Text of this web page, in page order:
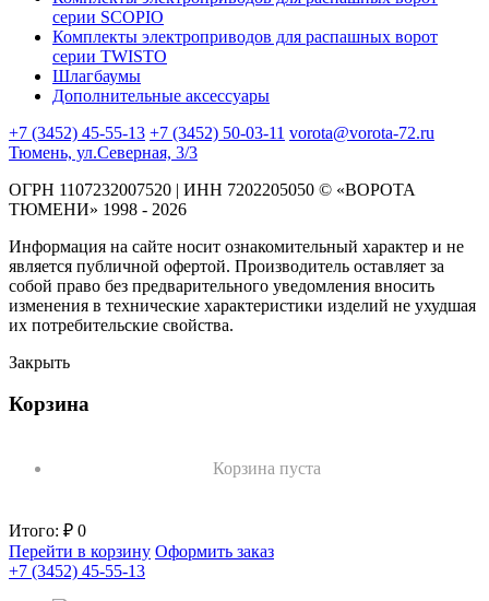
серии SCOPIO
Комплекты электроприводов для распашных ворот
серии TWISTO
Шлагбаумы
Дополнительные аксессуары
+7 (3452) 45-55-13 +7 (3452) 50-03-11 vorota@vorota-72.ru
Тюмень, ул.Северная, 3/3
ОГРН 1107232007520 | ИНН 7202205050 © «ВОРОТА
ТЮМЕНИ» 1998 - 2026
Информация на сайте носит ознакомительный характер и не
является публичной офертой. Производитель оставляет за
собой право без предварительного уведомления вносить
изменения в технические характеристики изделий не ухудшая
их потребительские свойства.
Закрыть
Корзина
Корзина пуста
Итого: ₽ 0
Перейти в корзину Оформить заказ
+7 (3452) 45-55-13